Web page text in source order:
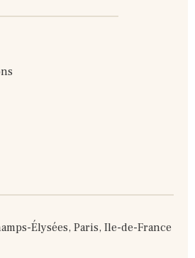
Élysées, Paris, Ile-de-France